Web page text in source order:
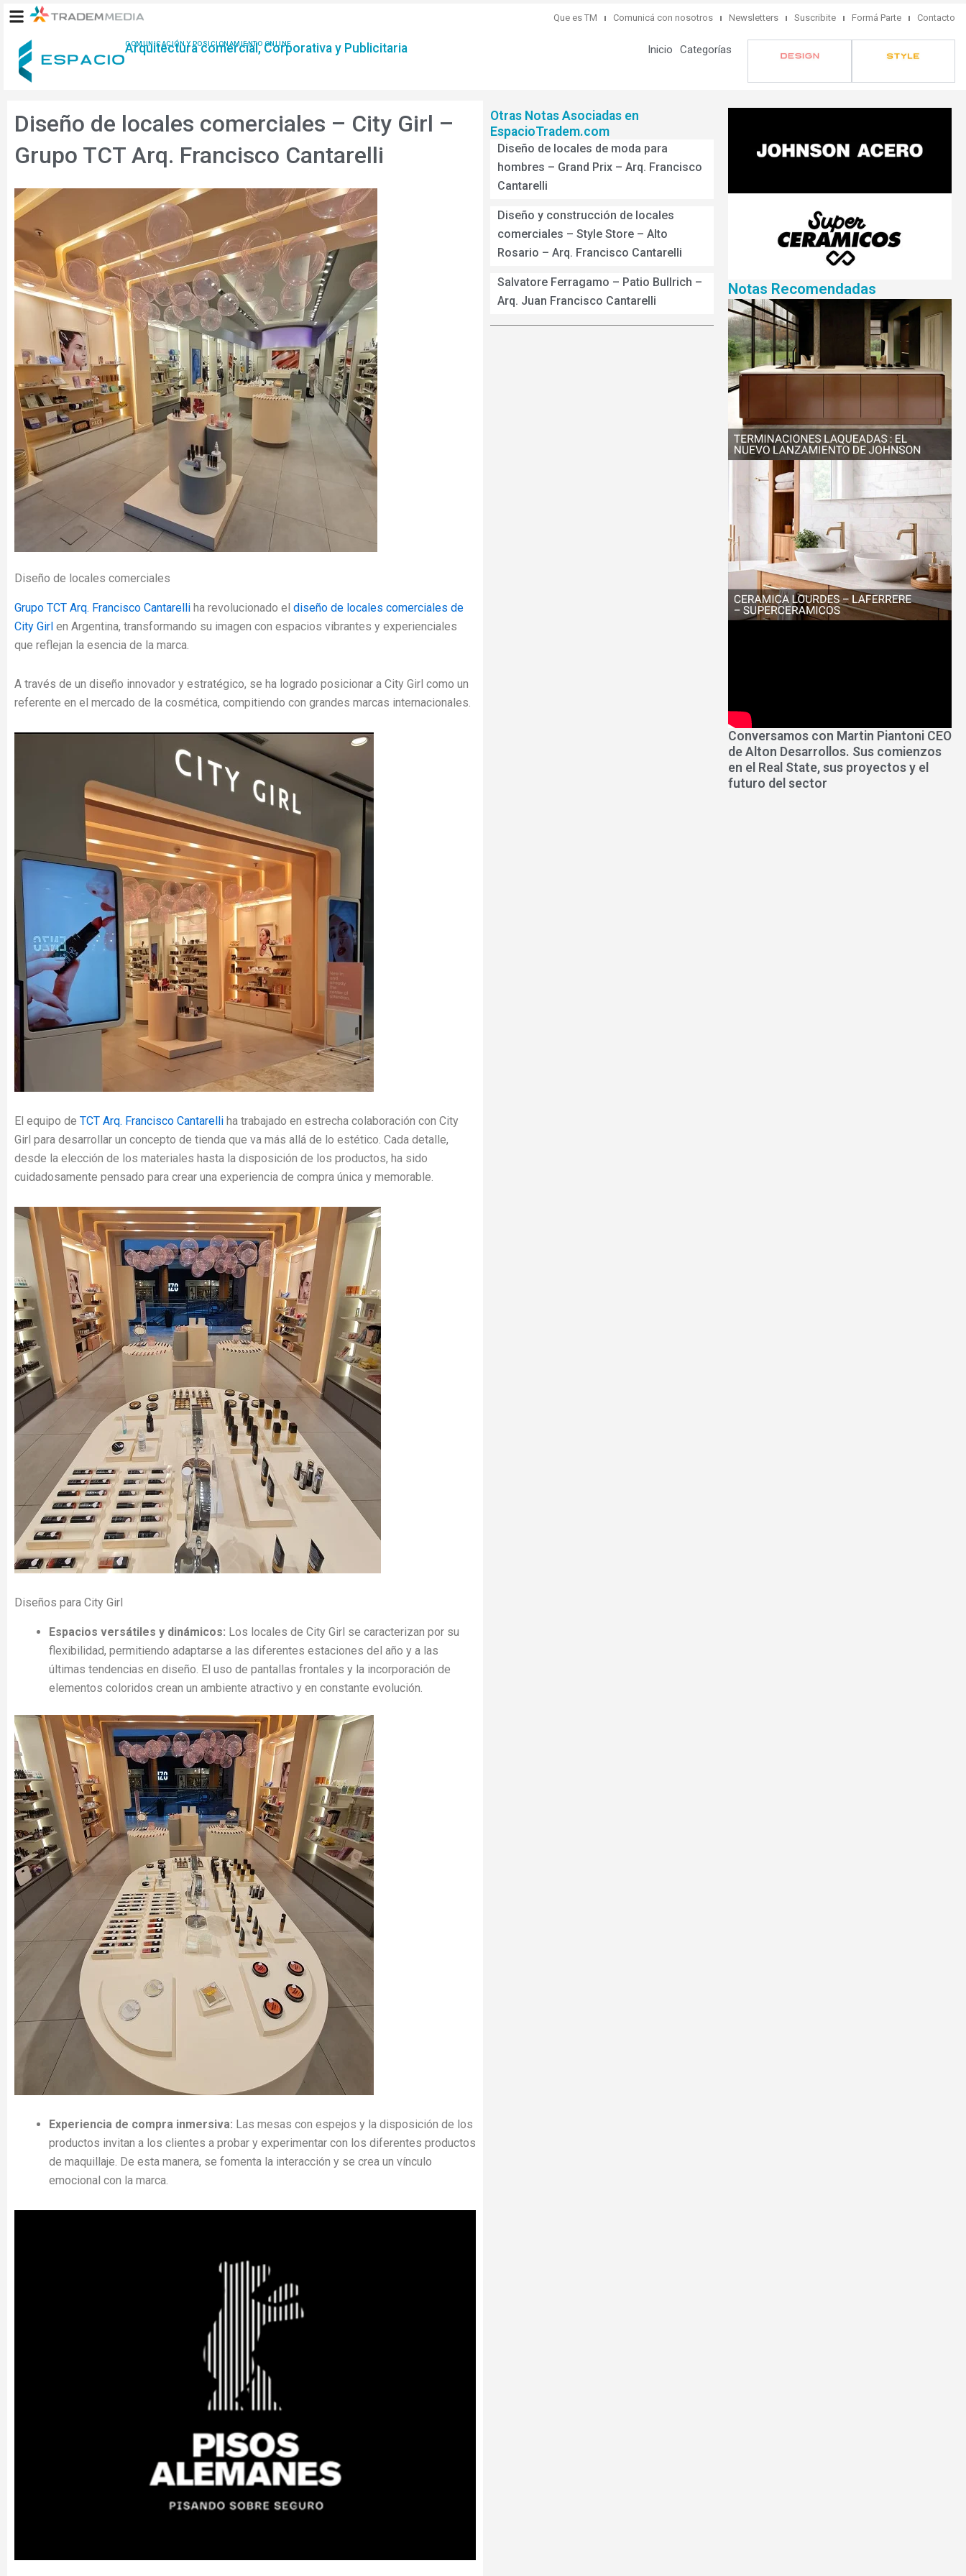
contenido
Que es TM Comunicá con nosotros Newsletters Suscribite Formá Parte Contacto
COMUNICACIÓN Y POSICIONAMIENTO ONLINE
Arquitectura comercial, Corporativa y Publicitaria Inicio Categorías
Diseño de locales comerciales – City Girl –
Grupo TCT Arq. Francisco Cantarelli
Diseño de locales comerciales
Grupo TCT Arq. Francisco Cantarelli ha revolucionado el diseño de locales comerciales de
City Girl en Argentina, transformando su imagen con espacios vibrantes y experienciales
que reflejan la esencia de la marca.
A través de un diseño innovador y estratégico, se ha logrado posicionar a City Girl como un
referente en el mercado de la cosmética, compitiendo con grandes marcas internacionales.
El equipo de TCT Arq. Francisco Cantarelli ha trabajado en estrecha colaboración con City
Girl para desarrollar un concepto de tienda que va más allá de lo estético. Cada detalle,
desde la elección de los materiales hasta la disposición de los productos, ha sido
cuidadosamente pensado para crear una experiencia de compra única y memorable.
Diseños para City Girl
Espacios versátiles y dinámicos: Los locales de City Girl se caracterizan por su
flexibilidad, permitiendo adaptarse a las diferentes estaciones del año y a las
últimas tendencias en diseño. El uso de pantallas frontales y la incorporación de
elementos coloridos crean un ambiente atractivo y en constante evolución.
Experiencia de compra inmersiva: Las mesas con espejos y la disposición de los
productos invitan a los clientes a probar y experimentar con los diferentes productos
de maquillaje. De esta manera, se fomenta la interacción y se crea un vínculo
emocional con la marca.
Otras Notas Asociadas en
EspacioTradem.com
Diseño de locales de moda para
hombres – Grand Prix – Arq. Francisco
Cantarelli
Diseño y construcción de locales
comerciales – Style Store – Alto
Rosario – Arq. Francisco Cantarelli
Salvatore Ferragamo – Patio Bullrich –
Arq. Juan Francisco Cantarelli
Notas Recomendadas
Conversamos con Martin Piantoni CEO
de Alton Desarrollos. Sus comienzos
en el Real State, sus proyectos y el
futuro del sector